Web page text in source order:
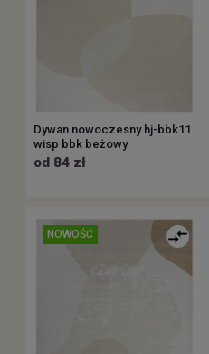
Dywan nowoczesny hj-bbk11
wisp bbk beżowy
od 84 zł
NOWOŚĆ